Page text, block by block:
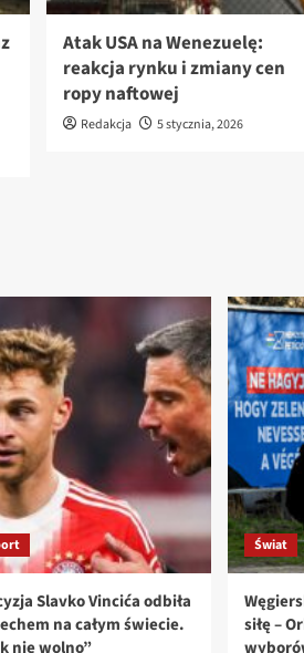
Atak USA na Wenezuelę:
reakcja rynku i zmiany cen
ropy naftowej
Redakcja 5 stycznia, 2026
Slavko Vincića odbiła
na całym świecie.
Świat
siłę –